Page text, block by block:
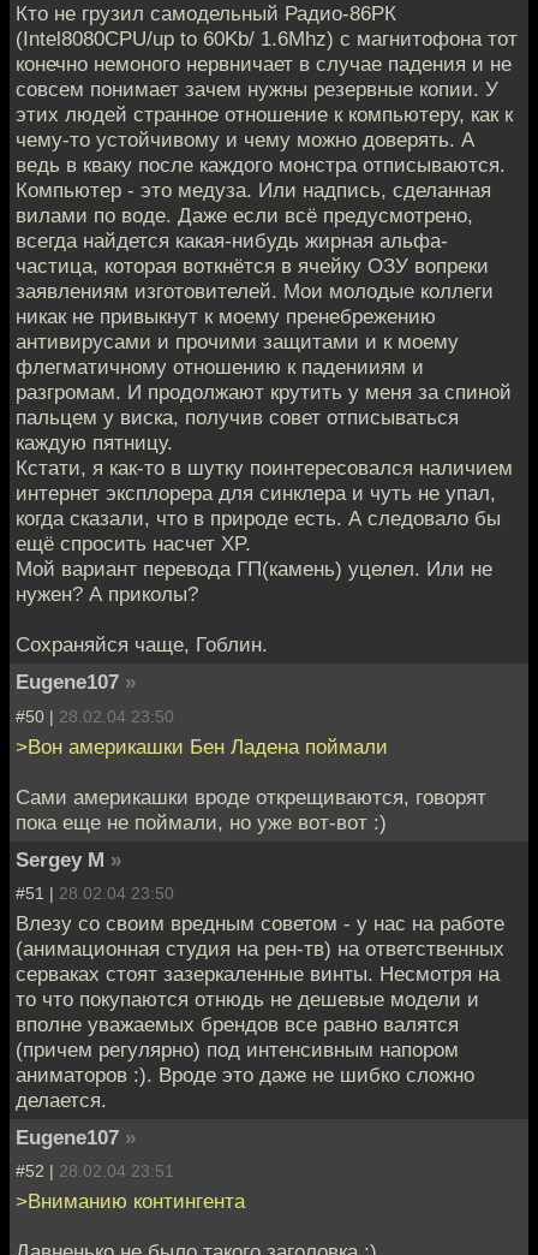
Кто не грузил самодельный Радио-86РК
(Intel8080CPU/up to 60Kb/ 1.6Mhz) с магнитофона тот
конечно немоного нервничает в случае падения и не
совсем понимает зачем нужны резервные копии. У
этих людей странное отношение к компьютеру, как к
чему-то устойчивому и чему можно доверять. А
ведь в кваку после каждого монстра отписываются.
Компьютер - это медуза. Или надпись, сделанная
вилами по воде. Даже если всё предусмотрено,
всегда найдется какая-нибудь жирная альфа-
частица, которая воткнётся в ячейку ОЗУ вопреки
заявлениям изготовителей. Мои молодые коллеги
никак не привыкнут к моему пренебрежению
антивирусами и прочими защитами и к моему
флегматичному отношению к паденииям и
разгромам. И продолжают крутить у меня за спиной
пальцем у виска, получив совет отписываться
каждую пятницу.
Кстати, я как-то в шутку поинтересовался наличием
интернет эксплорера для синклера и чуть не упал,
когда сказали, что в природе есть. А следовало бы
ещё спросить насчет XP.
Мой вариант перевода ГП(камень) уцелел. Или не
нужен? А приколы?
Сохраняйся чаще, Гоблин.
Eugene107 »
#50 | 28.02.04 23:50
>Вон америкашки Бен Ладена поймали
Сами америкашки вроде открещиваются, говорят
пока еще не поймали, но уже вот-вот :)
Sergey M »
#51 | 28.02.04 23:50
Влезу со своим вредным советом - у нас на работе
(анимационная студия на рен-тв) на ответственных
серваках стоят зазеркаленные винты. Несмотря на
то что покупаются отнюдь не дешевые модели и
вполне уважаемых брендов все равно валятся
(причем регулярно) под интенсивным напором
аниматоров :). Вроде это даже не шибко сложно
делается.
Eugene107 »
#52 | 28.02.04 23:51
>Вниманию контингента